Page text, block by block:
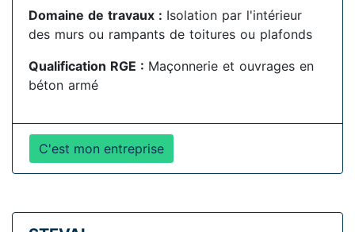
Domaine de travaux : Isolation par l'intérieur
des murs ou rampants de toitures ou plafonds
Qualification RGE : Maçonnerie et ouvrages en
béton armé
C'est mon entreprise